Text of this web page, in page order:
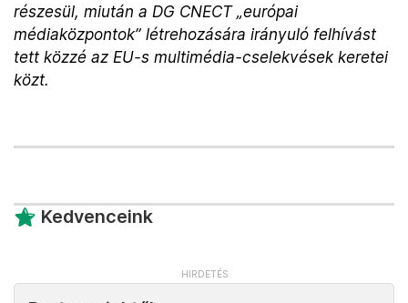
részesül, miután a DG CNECT „európai
médiaközpontok” létrehozására irányuló felhívást
tett közzé az EU-s multimédia-cselekvések keretei
közt.
Kedvenceink